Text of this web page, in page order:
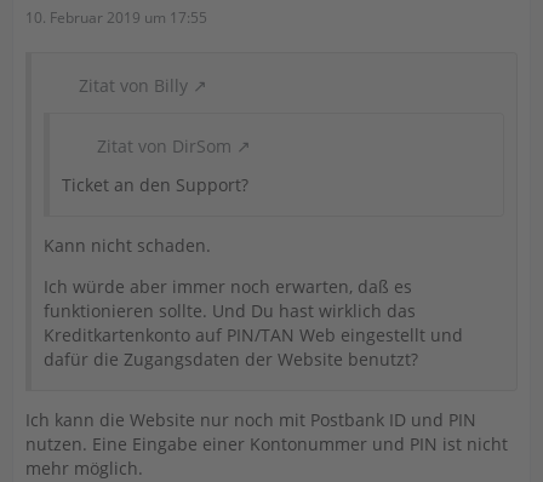
10. Februar 2019 um 17:55
Zitat von Billy
Zitat von DirSom
Ticket an den Support?
Kann nicht schaden.
Ich würde aber immer noch erwarten, daß es
funktionieren sollte. Und Du hast wirklich das
Kreditkartenkonto auf PIN/TAN Web eingestellt und
dafür die Zugangsdaten der Website benutzt?
Ich kann die Website nur noch mit Postbank ID und PIN
nutzen. Eine Eingabe einer Kontonummer und PIN ist nicht
mehr möglich.